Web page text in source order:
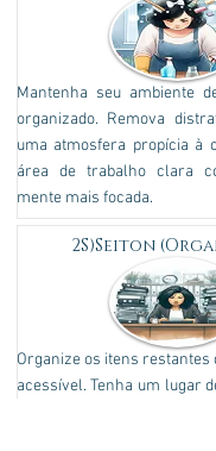
Mantenha seu ambiente
organizado. Remova
uma atmosfera propícia à
área de trabalho clara
mente mais focada.
2S)Seiton
Organize os itens restantes
acessível. Tenha um lugar